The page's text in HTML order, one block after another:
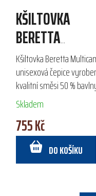
KŠILTOVKA
BERETTA
MULTICAM®
Kšiltovka Beretta
unisexová čepice
kvalitní směsi 50 %
50 % nylonu, ideální pro
letní outdoorové aktivity.
nastavitelnému zapínání...
Skladem
755 Kč
DO KOŠÍKU